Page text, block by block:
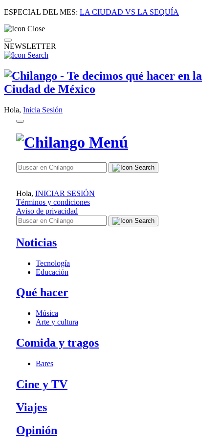
ESPECIAL DEL MES: LA CIUDAD VS LA SEQUÍA
NEWSLETTER
Hola, Inicia Sesión
Hola, INICIAR SESIÓN
Términos y condiciones
Aviso de privacidad
Noticias
Tecnología
Educación
Qué hacer
Música
Arte y cultura
Comida y tragos
Bares
Cine y TV
Viajes
Opinión